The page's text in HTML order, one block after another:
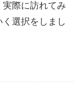
際に訪れてみ
選択をしまし